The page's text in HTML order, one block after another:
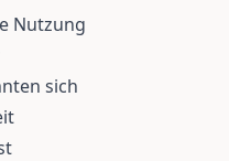
Nutzung
sich